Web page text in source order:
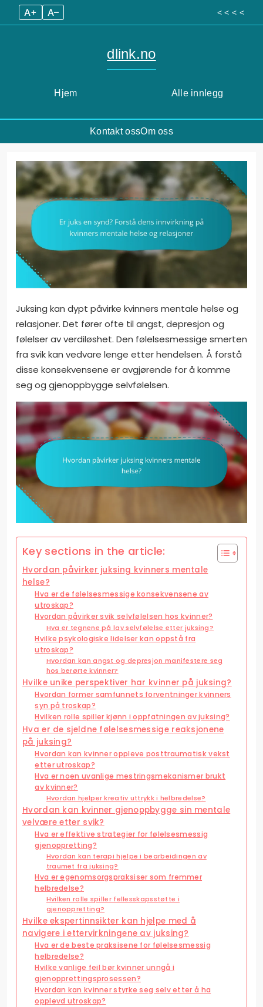
A+ A– < < < <
Hjem
dlink.no
Alle innlegg
Kontakt ossOm oss
content
Juksing kan dypt påvirke kvinners mentale helse og
relasjoner. Det fører ofte til angst, depresjon og
følelser av verdiløshet. Den følelsesmessige smerten
fra svik kan vedvare lenge etter hendelsen. Å forstå
disse konsekvensene er avgjørende for å komme
seg og gjenoppbygge selvfølelsen.
Key sections in the article:
Hvordan påvirker juksing kvinners mentale
helse?
Hva er de følelsesmessige konsekvensene av
utroskap?
Hvordan påvirker svik selvfølelsen hos kvinner?
Hva er tegnene på lav selvfølelse etter juksing?
Hvilke psykologiske lidelser kan oppstå fra
utroskap?
Hvordan kan angst og depresjon manifestere seg
hos berørte kvinner?
Hvilke unike perspektiver har kvinner på juksing?
Hvordan former samfunnets forventninger kvinners
syn på troskap?
Hvilken rolle spiller kjønn i oppfatningen av juksing?
Hva er de sjeldne følelsesmessige reaksjonene
på juksing?
Hvordan kan kvinner oppleve posttraumatisk vekst
etter utroskap?
Hva er noen uvanlige mestringsmekanismer brukt
av kvinner?
Hvordan hjelper kreativ uttrykk i helbredelse?
Hvordan kan kvinner gjenoppbygge sin mentale
velvære etter svik?
Hva er effektive strategier for følelsesmessig
gjenoppretting?
Hvordan kan terapi hjelpe i bearbeidingen av
traumet fra juksing?
Hva er egenomsorgspraksiser som fremmer
helbredelse?
Hvilken rolle spiller fellesskapsstøtte i
gjenoppretting?
Hvilke ekspertinnsikter kan hjelpe med å
navigere i ettervirkningene av juksing?
Hva er de beste praksisene for følelsesmessig
helbredelse?
Hvilke vanlige feil bør kvinner unngå i
gjenopprettingsprosessen?
Hvordan kan kvinner styrke seg selv etter å ha
opplevd utroskap?